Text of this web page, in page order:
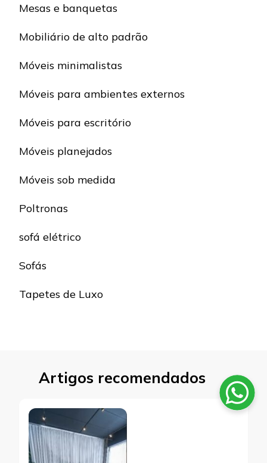
Mesas e banquetas
Mobiliário de alto padrão
Móveis minimalistas
Móveis para ambientes externos
Móveis para escritório
Móveis planejados
Móveis sob medida
Poltronas
sofá elétrico
Sofás
Tapetes de Luxo
Artigos recomendados